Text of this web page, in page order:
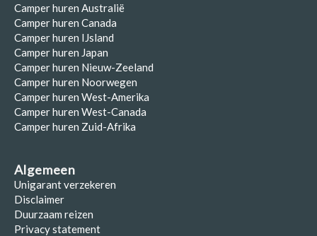
Camper huren Australië
Camper huren Canada
Camper huren IJsland
Camper huren Japan
Camper huren Nieuw-Zeeland
Camper huren Noorwegen
Camper huren West-Amerika
Camper huren West-Canada
Camper huren Zuid-Afrika
Algemeen
Unigarant verzekeren
Disclaimer
Duurzaam reizen
Privacy statement